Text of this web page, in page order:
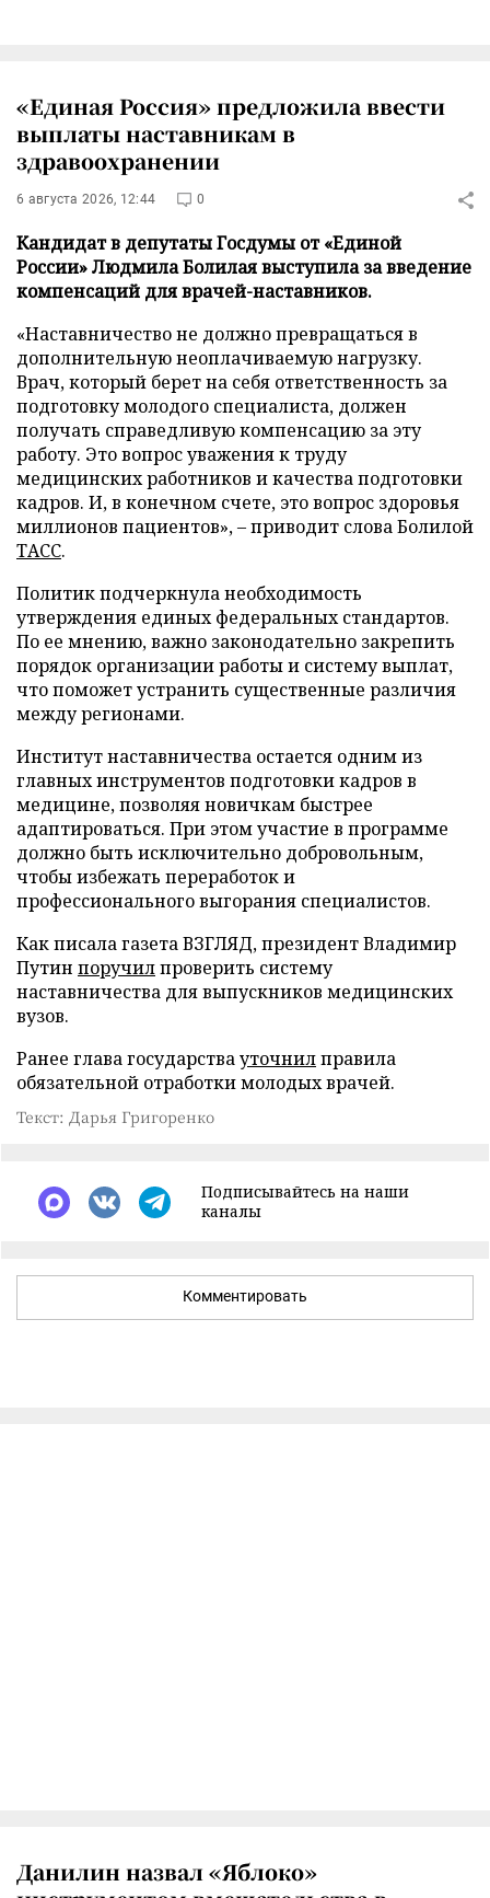
«Единая Россия» предложила ввести
выплаты наставникам в
здравоохранении
6 августа 2026, 12:44 0
Кандидат в депутаты Госдумы от «Единой
России» Людмила Болилая выступила за введение
компенсаций для врачей-наставников.
«Наставничество не должно превращаться в
дополнительную неоплачиваемую нагрузку.
Врач, который берет на себя ответственность за
подготовку молодого специалиста, должен
получать справедливую компенсацию за эту
работу. Это вопрос уважения к труду
медицинских работников и качества подготовки
кадров. И, в конечном счете, это вопрос здоровья
миллионов пациентов», – приводит слова Болилой
ТАСС.
Политик подчеркнула необходимость
утверждения единых федеральных стандартов.
По ее мнению, важно законодательно закрепить
порядок организации работы и систему выплат,
что поможет устранить существенные различия
между регионами.
Институт наставничества остается одним из
главных инструментов подготовки кадров в
медицине, позволяя новичкам быстрее
адаптироваться. При этом участие в программе
должно быть исключительно добровольным,
чтобы избежать переработок и
профессионального выгорания специалистов.
Как писала газета ВЗГЛЯД, президент Владимир
Путин поручилпроверить систему
наставничества для выпускников медицинских
вузов.
Ранее глава государствауточнилправила
обязательной отработки молодых врачей.
Текст: Дарья Григоренко
Подписывайтесь на наши
каналы
Комментировать
Данилин назвал «Яблоко»